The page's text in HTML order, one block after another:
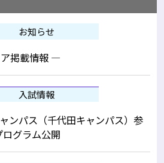
お知らせ
掲載情報 —
入試情報
ンパス（千代田キャンパス）参
グラム公開